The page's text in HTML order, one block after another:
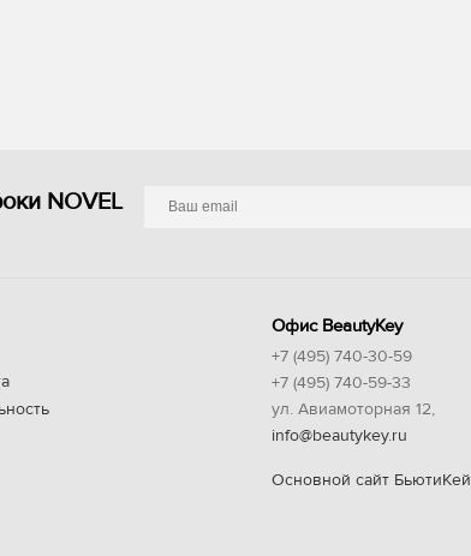
NOVEL
Офис BeautyKey
+7 (495) 740-30-59
+7 (495) 740-59-33
ул. Авиамоторная 12,
info@beautykey.ru
Основной сайт БьютиКей